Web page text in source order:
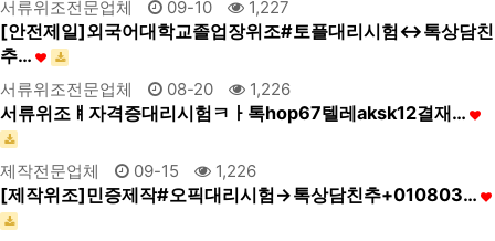
서류위조전문업체 09-10 1,227
[안전제일]외국어대학교졸업장위조#토플대리시험↔톡상담친
추…
서류위조전문업체 08-20 1,226
서류위조ㅒ자격증대리시험ㅋㅏ톡hop67텔레aksk12결재…
제작전문업체 09-15 1,226
[제작위조]민증제작#오픽대리시험→톡상담친추+010803…